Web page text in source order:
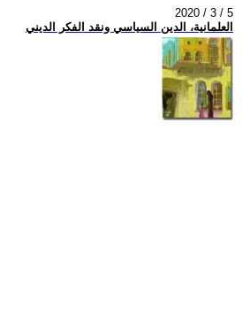
2020 / 3 / 5
العلمانية، الدين السياسي ونقد الفكر الديني